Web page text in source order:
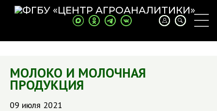
МОЛОКО И МОЛОЧНАЯ
ПРОДУКЦИЯ
09 июля 2021